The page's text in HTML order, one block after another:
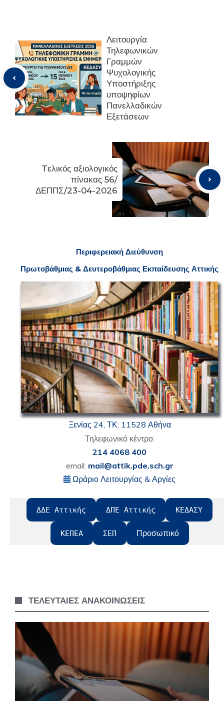
Λειτουργία
Τηλεφωνικών
Γραμμών
Ψυχολογικής
Υποστήριξης
υποψηφίων
Πανελλαδικών
Εξετάσεων
Tελικός αξιολογικός
πίνακας 56/
ΔΕΠΠΣ/23-04-2026
Περιφερειακή Διεύθυνση
Πρωτοβάθμιας & Δευτεροβάθμιας Εκπαίδευσης Αττικής
Ξενίας 24, ΤΚ: 11528 Αθήνα
Τηλεφωνικό κέντρο:
214 4068 400
email: mail@attik.pde.sch.gr
Ωράριο Λειτουργίας & Αργίες
ΔΔΕ Αττικής ΔΠΕ Αττικής ΚΕΔΑΣΥ
ΚΕΠΕΑ ΣΕΠ Προσωπικό
ΤΕΛΕΥΤΑΙΕΣ ΑΝΑΚΟΙΝΩΣΕΙΣ